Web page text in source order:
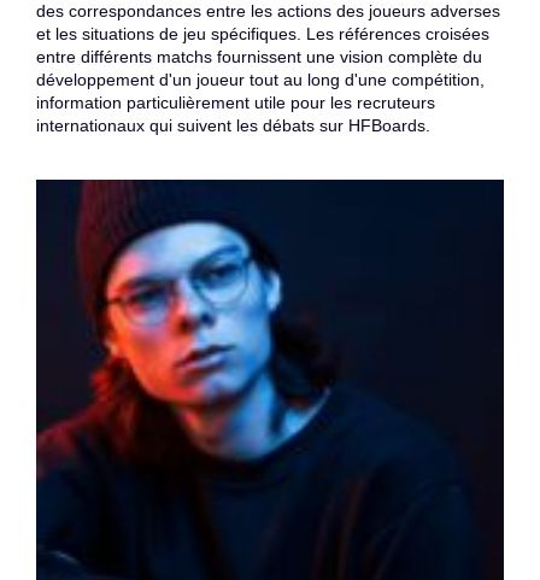
des correspondances entre les actions des joueurs adverses
et les situations de jeu spécifiques. Les références croisées
entre différents matchs fournissent une vision complète du
développement d'un joueur tout au long d'une compétition,
information particulièrement utile pour les recruteurs
internationaux qui suivent les débats sur HFBoards.